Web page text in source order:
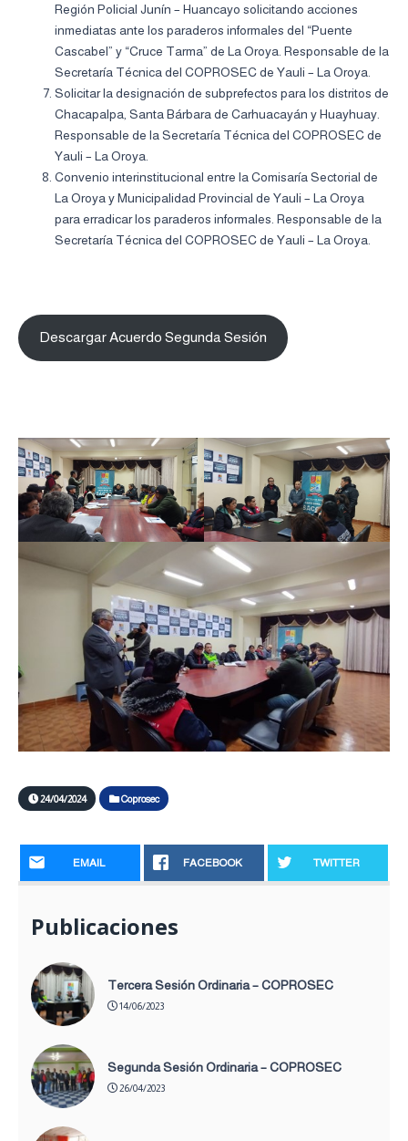
Región Policial Junín – Huancayo solicitando acciones
inmediatas ante los paraderos informales del “Puente
Cascabel” y “Cruce Tarma” de La Oroya. Responsable de la
Secretaría Técnica del COPROSEC de Yauli – La Oroya.
Solicitar la designación de subprefectos para los distritos de
Chacapalpa, Santa Bárbara de Carhuacayán y Huayhuay.
Responsable de la Secretaría Técnica del COPROSEC de
Yauli – La Oroya.
Convenio interinstitucional entre la Comisaría Sectorial de
La Oroya y Municipalidad Provincial de Yauli – La Oroya
para erradicar los paraderos informales. Responsable de la
Secretaría Técnica del COPROSEC de Yauli – La Oroya.
Descargar Acuerdo Segunda Sesión
24/04/2024 Coprosec
EMAIL FACEBOOK TWITTER
Publicaciones
Tercera Sesión Ordinaria – COPROSEC
14/06/2023
Segunda Sesión Ordinaria – COPROSEC
26/04/2023